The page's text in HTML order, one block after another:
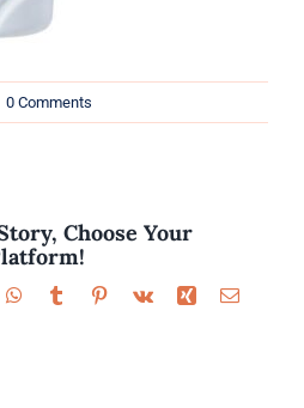
0 Comments
Choose Your
WhatsApp
TumblrPinterest
Vk Xing Email